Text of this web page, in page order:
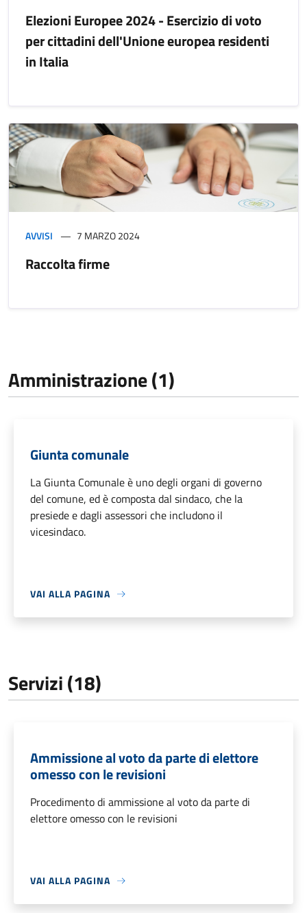
Elezioni Europee 2024 - Esercizio di voto
per cittadini dell'Unione europea residenti
in Italia
AVVISI 7 MARZO 2024
Raccolta firme
Amministrazione (1)
Giunta comunale
La Giunta Comunale è uno degli organi di governo
del comune, ed è composta dal sindaco, che la
presiede e dagli assessori che includono il
vicesindaco.
VAI ALLA PAGINA
Servizi (18)
Ammissione al voto da parte di elettore
omesso con le revisioni
Procedimento di ammissione al voto da parte di
elettore omesso con le revisioni
VAI ALLA PAGINA